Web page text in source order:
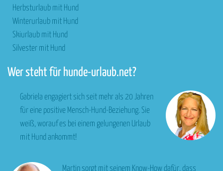
Herbsturlaub mit Hund
Winterurlaub mit Hund
Skiurlaub mit Hund
Silvester mit Hund
Wer steht für hunde-urlaub.net?
Gabriela engagiert sich seit mehr als 20 Jahren
für eine positive Mensch-Hund-Beziehung. Sie
weiß, worauf es bei einem gelungenen Urlaub
mit Hund ankommt!
Martin sorgt mit seinem Know-How dafür, dass